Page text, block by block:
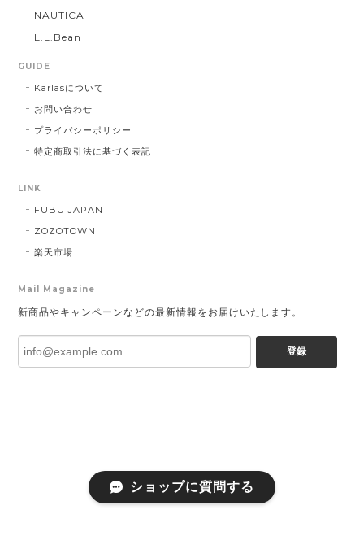
NAUTICA
L.L.Bean
GUIDE
Karlasについて
お問い合わせ
プライバシーポリシー
特定商取引法に基づく表記
LINK
FUBU JAPAN
ZOZOTOWN
楽天市場
Mail Magazine
新商品やキャンペーンなどの最新情報をお届けいたします。
登録
ショップに質問する